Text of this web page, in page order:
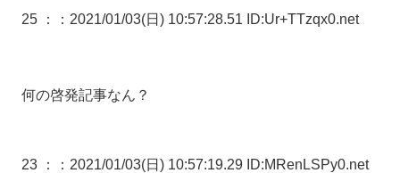
25 ： ：2021/01/03(日) 10:57:28.51 ID:Ur+TTzqx0.net
何の啓発記事なん？
23 ： ：2021/01/03(日) 10:57:19.29 ID:MRenLSPy0.net